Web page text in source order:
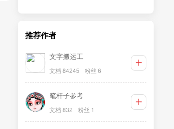
推荐作者
文字搬运工
文档 84245 粉丝 6
笔杆子参考
文档 832 粉丝 1